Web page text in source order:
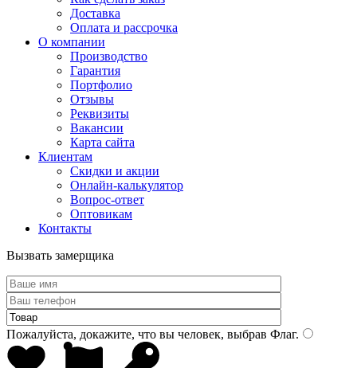
Доставка
Оплата и рассрочка
О компании
Производство
Гарантия
Портфолио
Отзывы
Реквизиты
Вакансии
Карта сайта
Клиентам
Скидки и акции
Онлайн-калькулятор
Вопрос-ответ
Оптовикам
Контакты
Вызвать замерщика
Пожалуйста, докажите, что вы человек, выбрав Флаг.